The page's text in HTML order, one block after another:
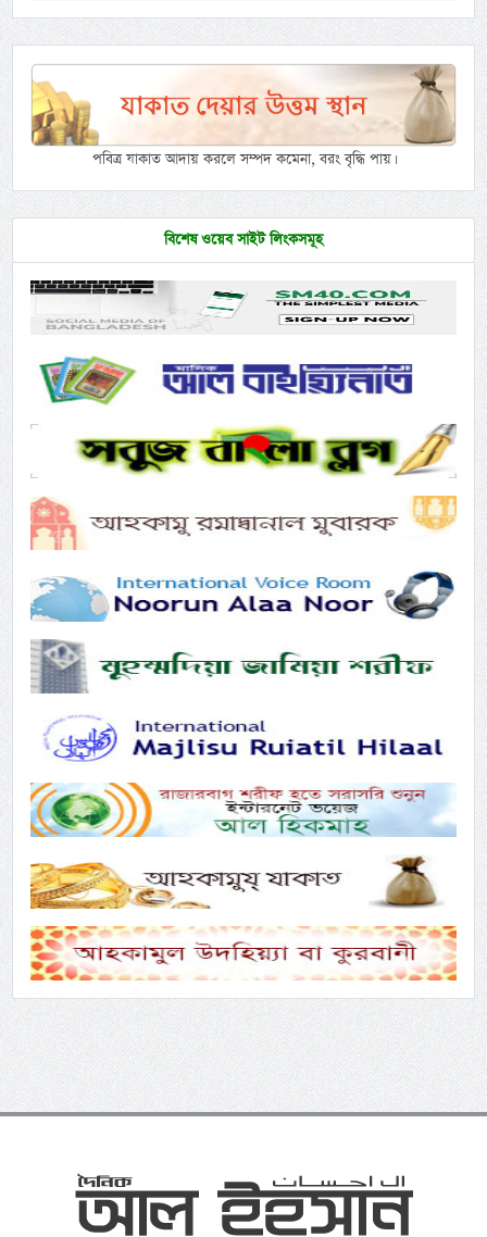
পবিত্র যাকাত আদায় করলে সম্পদ কমেনা, বরং বৃদ্ধি পায়।
বিশেষ ওয়েব সাইট লিংকসমূহ